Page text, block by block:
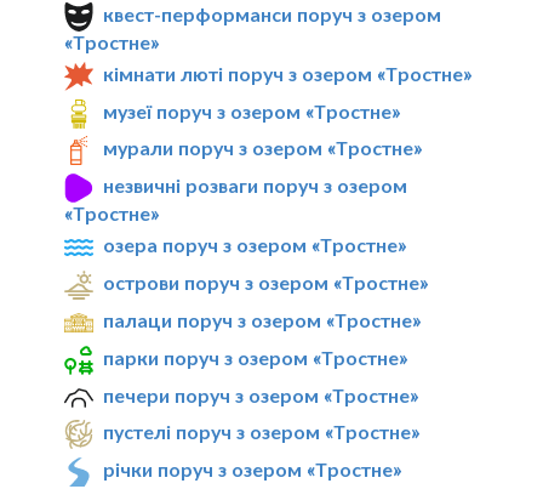
квест-перформанси поруч з озером
«Тростне»
кімнати люті поруч з озером «Тростне»
музеї поруч з озером «Тростне»
мурали поруч з озером «Тростне»
незвичні розваги поруч з озером
«Тростне»
озера поруч з озером «Тростне»
острови поруч з озером «Тростне»
палаци поруч з озером «Тростне»
парки поруч з озером «Тростне»
печери поруч з озером «Тростне»
пустелі поруч з озером «Тростне»
річки поруч з озером «Тростне»